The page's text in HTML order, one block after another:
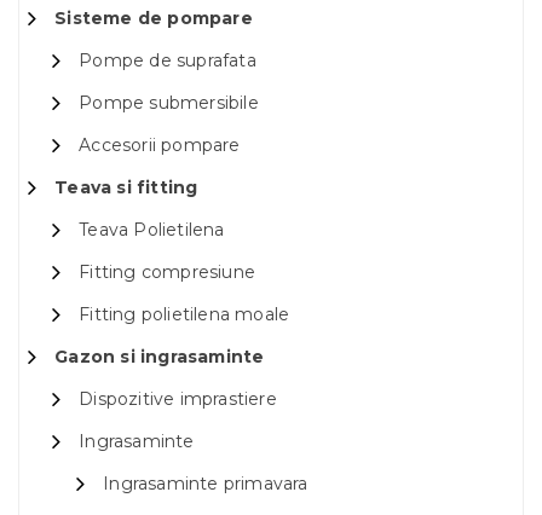
Sisteme de pompare
Pompe de suprafata
Pompe submersibile
Accesorii pompare
Teava si fitting
Teava Polietilena
Fitting compresiune
Fitting polietilena moale
Gazon si ingrasaminte
Dispozitive imprastiere
Ingrasaminte
Ingrasaminte primavara